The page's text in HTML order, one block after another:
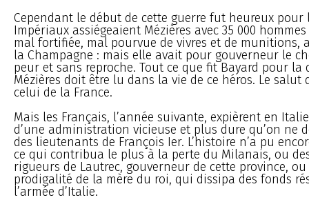
Cependant le début de cette guerre fut heureux pour
Impériaux assiégeaient Mézières avec 35 000
mal fortifiée, mal pourvue de vivres et de munitions,
la Champagne : mais elle avait pour gouverneur le
peur et sans reproche. Tout ce que fit Bayard pour la
Mézières doit être lu dans la vie de ce héros. Le salut
celui de la France.
Mais les Français, l’année suivante, expièrent en
d’une administration vicieuse et plus dure qu’on ne
des lieutenants de François Ier. L’histoire n’a pu
ce qui contribua le plus à la perte du Milanais, ou
rigueurs de Lautrec, gouverneur de cette province,
prodigalité de la mère du roi, qui dissipa des fonds
l’armée d’Italie.